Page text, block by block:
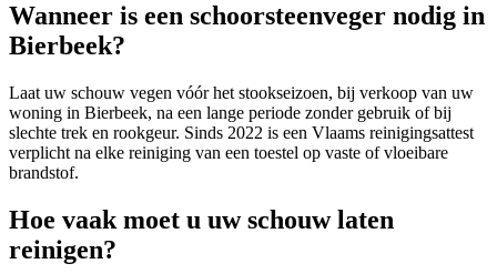
Wanneer is een schoorsteenveger nodig in
Bierbeek?
Laat uw schouw vegen vóór het stookseizoen, bij verkoop van uw
woning in Bierbeek, na een lange periode zonder gebruik of bij
slechte trek en rookgeur. Sinds 2022 is een Vlaams reinigingsattest
verplicht na elke reiniging van een toestel op vaste of vloeibare
brandstof.
Hoe vaak moet u uw schouw laten
reinigen?